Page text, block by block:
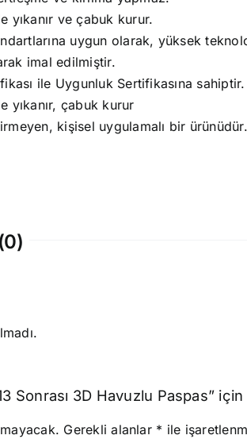
yıkanır ve çabuk kurur.
uygun olarak, yüksek
imal edilmiştir.
ile Uygunluk Sertifikasına sahiptir.
yıkanır, çabuk kurur
kişisel uygulamalı bir ürünüdür.
Sonrası 3D Havuzlu Paspas”
Gerekli alanlar * ile